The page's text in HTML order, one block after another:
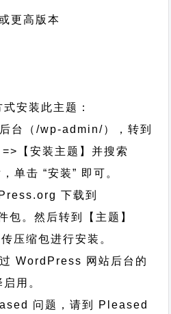
更高版本
安装此主题：
台（/wp-admin/），转到
【安装主题】并搜索
单击 “安装” 即可。
下载到
。然后转到【主题】
压缩包进行安装。
WordPress 网站后台的
用。
问题，请到 Pleased